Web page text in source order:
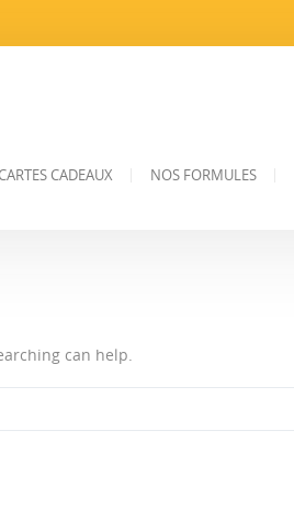
CARTES CADEAUX NOS FORMULES
can help.